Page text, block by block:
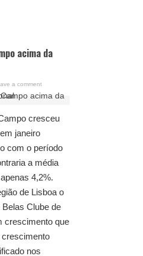
acima da
a comment
cresceu
janeiro
com o período
a média
4,2%.
de Lisboa o
Clube de
crescimento que
crescimento
nos